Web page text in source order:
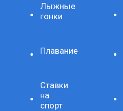
Лыжные
гонки
Плавание
Ставки
на
спорт